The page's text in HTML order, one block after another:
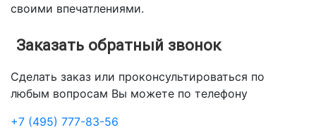
своими впечатлениями.
Заказать обратный звонок
Сделать заказ или проконсультироваться по
любым вопросам Вы можете по телефону
+7 (495) 777-83-56